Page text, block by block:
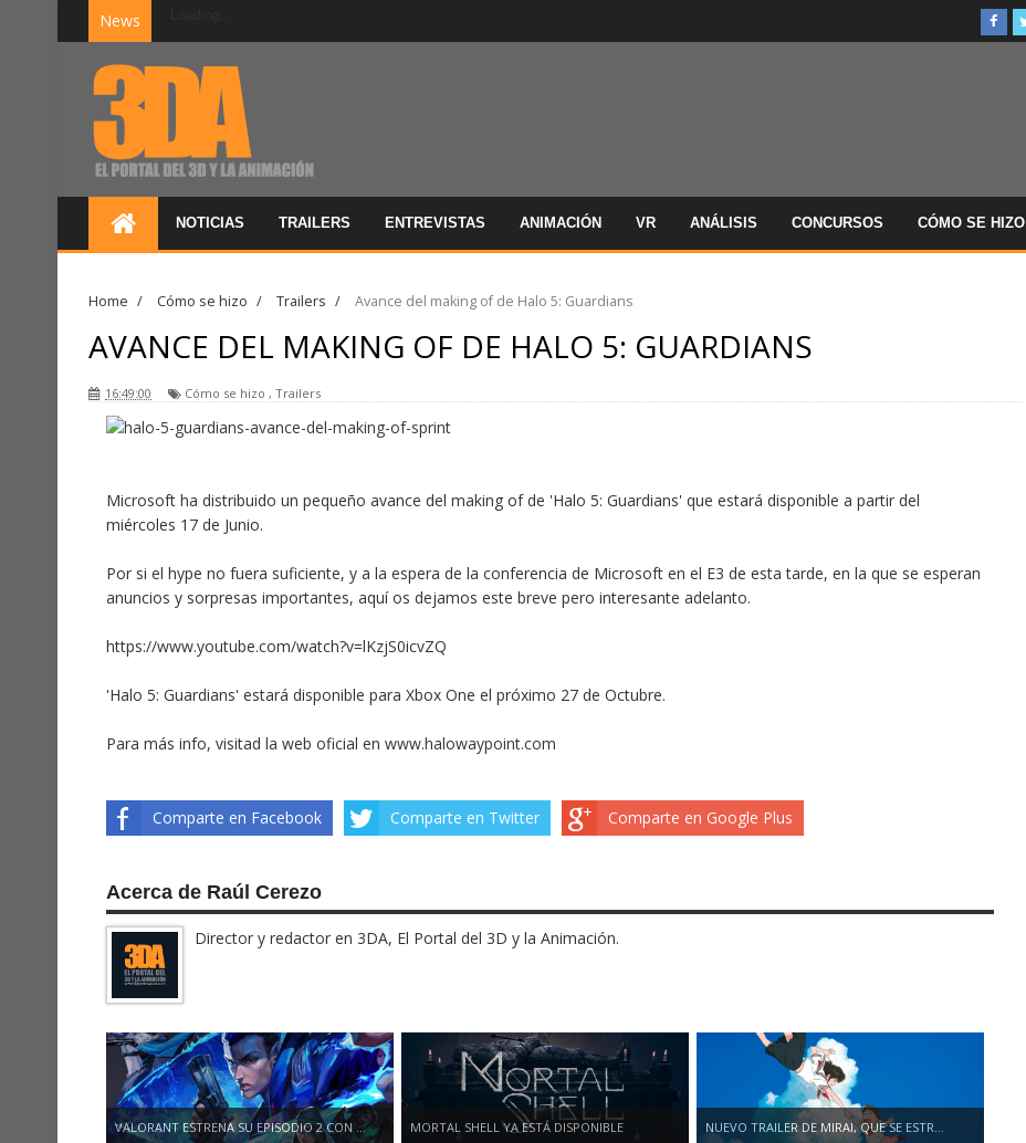
News
NOTICIAS TRAILERS ENTREVISTAS ANIMACIÓN VR ANÁLISIS CONCURSOS CÓMO SE HIZO
Home / Cómo se hizo / Trailers / Avance del making of de Halo 5: Guardians
AVANCE DEL MAKING OF DE HALO 5: GUARDIANS
16:49:00 Cómo se hizo , Trailers
Microsoft ha distribuido un pequeño avance del making of de 'Halo 5: Guardians' que estará disponible a partir del
miércoles 17 de Junio.
Por si el hype no fuera suficiente, y a la espera de la conferencia de Microsoft en el E3 de esta tarde, en la que se esperan
anuncios y sorpresas importantes, aquí os dejamos este breve pero interesante adelanto.
https://www.youtube.com/watch?v=lKzjS0icvZQ
'Halo 5: Guardians' estará disponible para Xbox One el próximo 27 de Octubre.
Para más info, visitad la web oficial en www.halowaypoint.com
Comparte en Facebook Comparte en Twitter Comparte en Google Plus
Acerca de Raúl Cerezo
Director y redactor en 3DA, El Portal del 3D y la Animación.
VALORANT ESTRENA SU EPISODIO 2 CON ... MORTAL SHELL YA ESTÁ DISPONIBLE NUEVO TRAILER DE MIRAI, QUE SE ESTR...